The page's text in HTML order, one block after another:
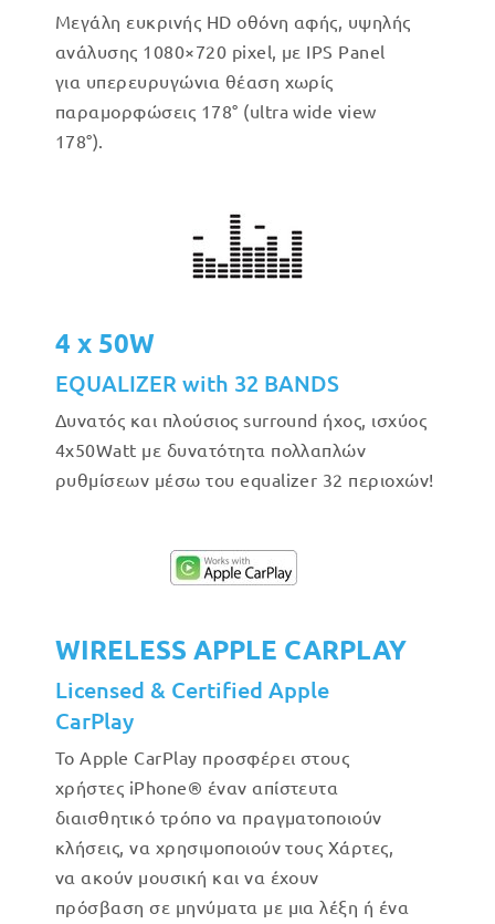
Μεγάλη ευκρινής HD οθόνη αφής, υψηλής
ανάλυσης 1080×720 pixel, με IPS Panel
για υπερευρυγώνια θέαση χωρίς
παραμορφώσεις 178° (ultra wide view
178°).
4 x 50W
EQUALIZER with 32 BANDS
Δυνατός και πλούσιος surround ήχος, ισχύος
4x50Watt με δυνατότητα πολλαπλών
ρυθμίσεων μέσω του equalizer 32 περιοχών!
WIRELESS APPLE CARPLAY
Licensed & Certified Apple
CarPlay
Το Apple CarPlay προσφέρει στους
χρήστες iPhone® έναν απίστευτα
διαισθητικό τρόπο να πραγματοποιούν
κλήσεις, να χρησιμοποιούν τους Χάρτες,
να ακούν μουσική και να έχουν
πρόσβαση σε μηνύματα με μια λέξη ή ένα